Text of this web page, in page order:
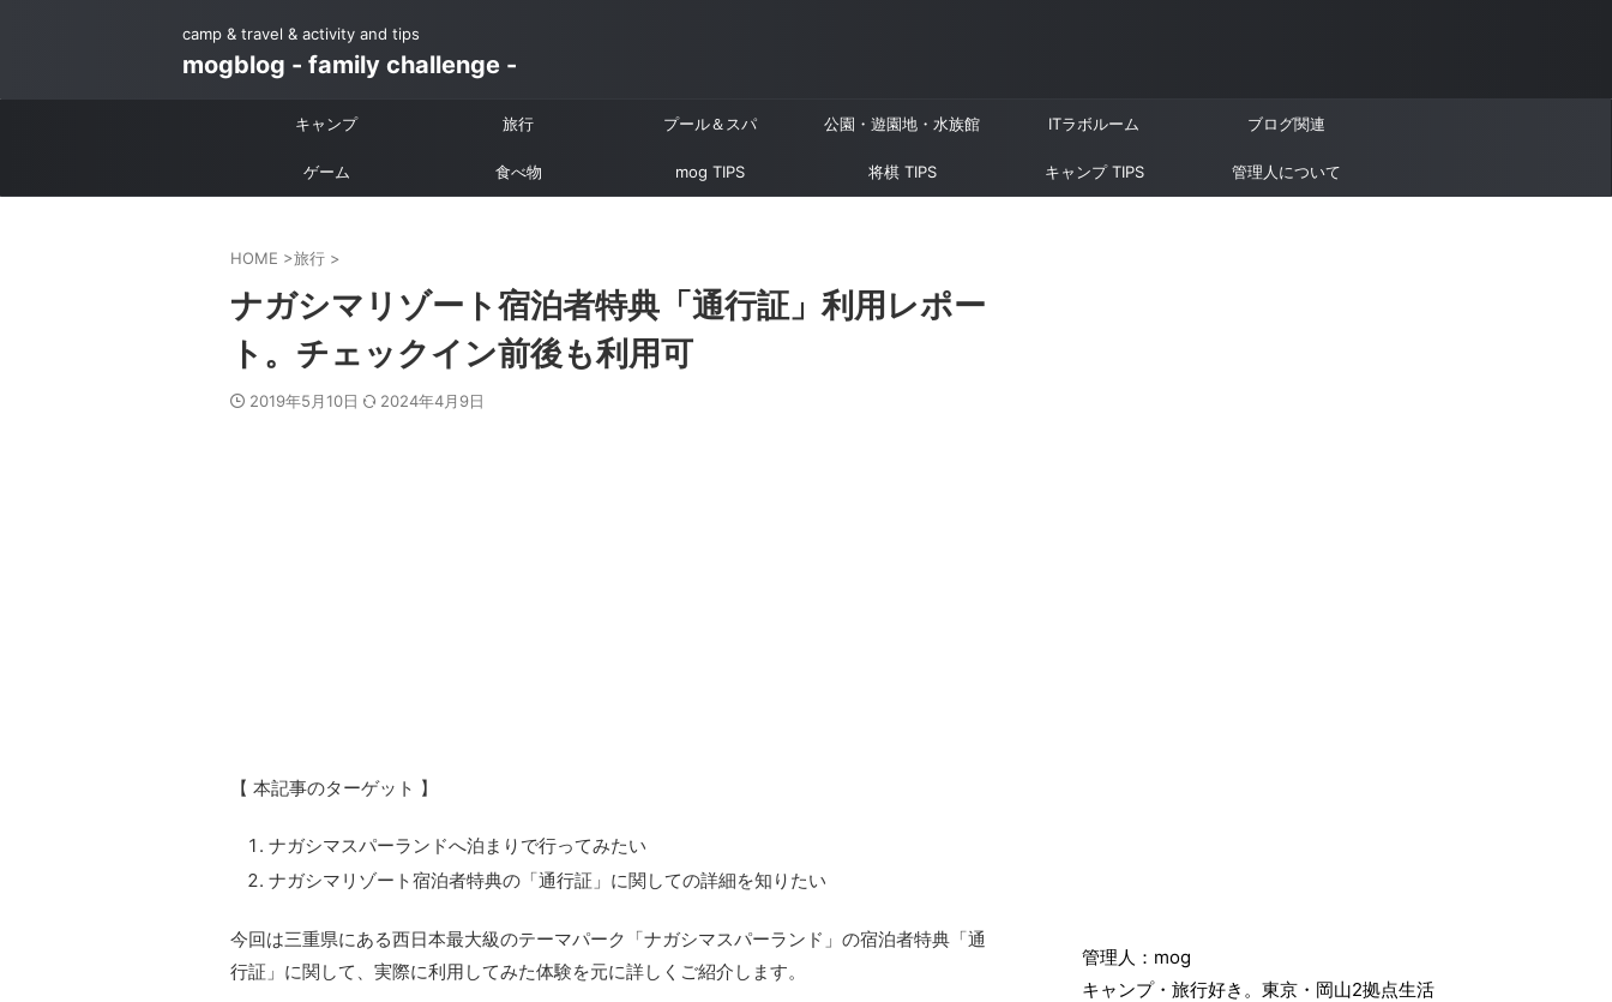
camp & travel & activity and tips
mogblog - family challenge -
キャンプ 旅行 プール＆スパ 公園・遊園地・水族館 ITラボルーム ブログ関連
ゲーム 食べ物 mog TIPS 将棋 TIPS キャンプ TIPS 管理人について
HOME >旅行 >
ナガシマリゾート宿泊者特典「通行証」利用レポー
ト。チェックイン前後も利用可
2019年5月10日 2024年4月9日
【 本記事のターゲット 】
ナガシマスパーランドへ泊まりで行ってみたい
ナガシマリゾート宿泊者特典の「通行証」に関しての詳細を知りたい
今回は三重県にある西日本最大級のテーマパーク「ナガシマスパーランド」の宿泊者特典「通
行証」に関して、実際に利用してみた体験を元に詳しくご紹介します。
管理人：mog
キャンプ・旅行好き。東京・岡山2拠点生活